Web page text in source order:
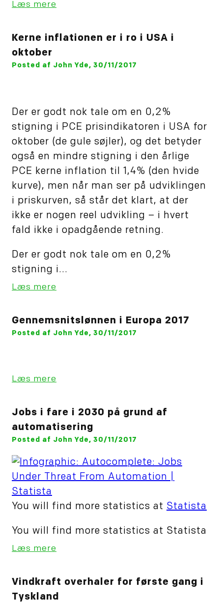
Læs mere
Kerne inflationen er i ro i USA i
oktober
Posted af John Yde, 30/11/2017
Der er godt nok tale om en 0,2%
stigning i PCE prisindikatoren i USA for
oktober (de gule søjler), og det betyder
også en mindre stigning i den årlige
PCE kerne inflation til 1,4% (den hvide
kurve), men når man ser på udviklingen
i priskurven, så står det klart, at der
ikke er nogen reel udvikling – i hvert
fald ikke i opadgående retning.
Der er godt nok tale om en 0,2%
stigning i...
Læs mere
Gennemsnitslønnen i Europa 2017
Posted af John Yde, 30/11/2017
Læs mere
Jobs i fare i 2030 på grund af
automatisering
Posted af John Yde, 30/11/2017
You will find more statistics at Statista
You will find more statistics at Statista
Læs mere
Vindkraft overhaler for første gang i
Tyskland